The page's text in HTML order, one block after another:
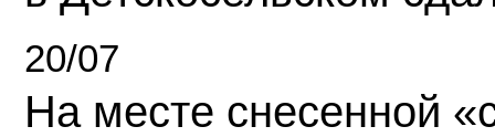
20/07
На месте снесенной